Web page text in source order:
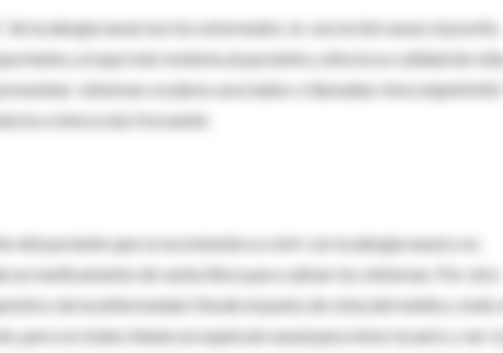
la alergia nasal son los estornudos, la secreción nasal, el prurito
y el que más molesta al paciente y afecta su calidad de vida.
síntomas oculares asociados o llamadas rinoconjuntivitis.”
crónica más frecuente.
del paciente que se acostumbra a vivir con la alergia nasal y no
un medicamento de venta libre para calmar los síntomas. Por otra
de la enfermedad. Desde el punto de vista del médico, todo el
pero no todos tienen un espéculo nasal para mirar la nariz y ver si